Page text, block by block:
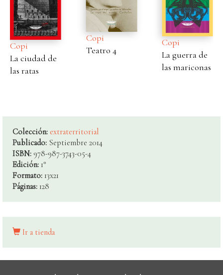
Copi
La ciudad de
las ratas
Copi
Teatro 4
Copi
La guerra de
las mariconas
Colección: extraterritorial
Publicado: Septiembre 2014
ISBN: 978-987-3743-05-4
Edición: 1°
Formato: 13x21
Páginas: 128
Ir a tienda